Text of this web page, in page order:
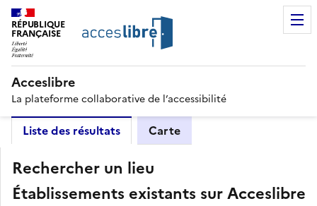
RÉPUBLIQUE
FRANÇAISE
Acceslibre
La plateforme collaborative de l’accessibilité
Liste des résultats Carte
Rechercher un lieu
Établissements existants sur Acceslibre